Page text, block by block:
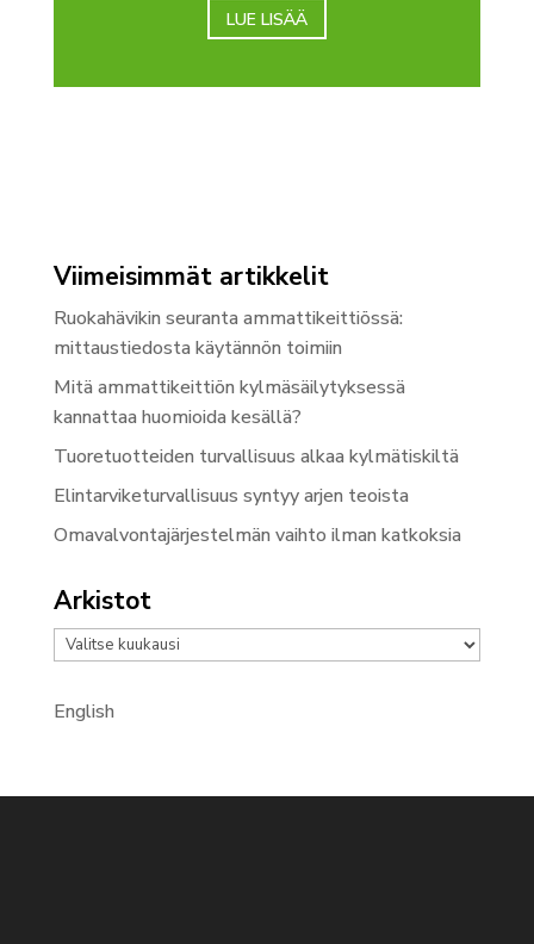
LUE LISÄÄ
Viimeisimmät artikkelit
Ruokahävikin seuranta ammattikeittiössä:
mittaustiedosta käytännön toimiin
Mitä ammattikeittiön kylmäsäilytyksessä
kannattaa huomioida kesällä?
Tuoretuotteiden turvallisuus alkaa kylmätiskiltä
Elintarviketurvallisuus syntyy arjen teoista
Omavalvontajärjestelmän vaihto ilman katkoksia
Arkistot
Arkistot
English